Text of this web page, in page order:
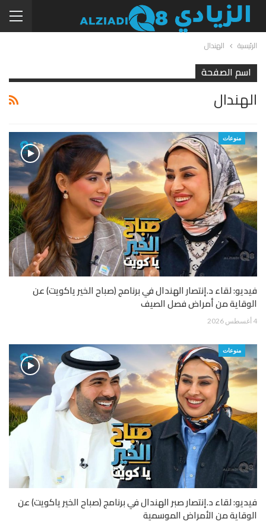
الرئيسية الهندال
اسم الصفحة
الهندال
منوعات
فيديو: لقاء د.إنتصار الهندال في برنامج (صباح الخير ياكويت) عن
الوقاية من أمراض فصل الصيف
4 أغسطس 2026
منوعات
فيديو: لقاء د.إنتصار صبر الهندال في برنامج (صباح الخير ياكويت) عن
الوقاية من الأمراض الموسمية